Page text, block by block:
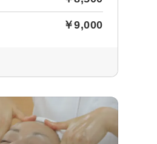
￥9,000